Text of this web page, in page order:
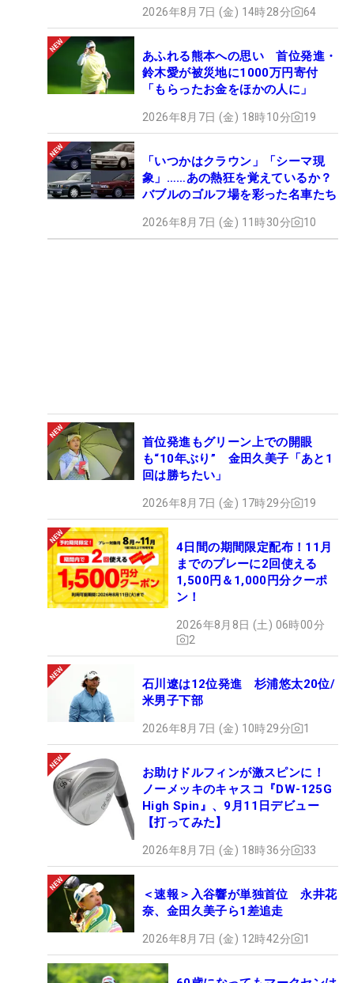
2026年8月7日 (金) 14時28分 64
あふれる熊本への思い 首位発進・
鈴木愛が被災地に1000万円寄付
「もらったお金をほかの人に」
2026年8月7日 (金) 18時10分 19
「いつかはクラウン」「シーマ現
象」……あの熱狂を覚えているか？
バブルのゴルフ場を彩った名車たち
2026年8月7日 (金) 11時30分 10
首位発進もグリーン上での開眼
も“10年ぶり” 金田久美子「あと1
回は勝ちたい」
2026年8月7日 (金) 17時29分 19
4日間の期間限定配布！11月
までのプレーに2回使える
1,500円＆1,000円分クーポ
ン！
2026年8月8日 (土) 06時00分
2
石川遼は12位発進 杉浦悠太20位/
米男子下部
2026年8月7日 (金) 10時29分 1
お助けドルフィンが激スピンに！
ノーメッキのキャスコ『DW-125G
High Spin』、9月11日デビュー
【打ってみた】
2026年8月7日 (金) 18時36分 33
＜速報＞入谷響が単独首位 永井花
奈、金田久美子ら1差追走
2026年8月7日 (金) 12時42分 1